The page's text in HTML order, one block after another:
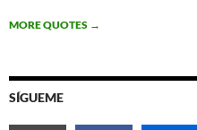
MORE QUOTES →
SÍGUEME